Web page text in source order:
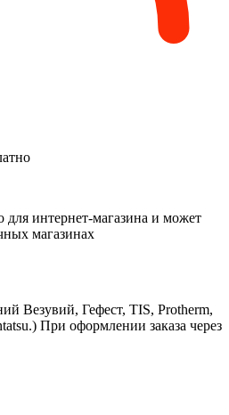
для интернет-магазина и может
магазинах
Везувий, Гефест, TIS, Protherm,
При оформлении заказа через